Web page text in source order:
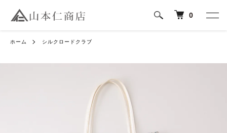
0
ホーム シルクロードクラブ